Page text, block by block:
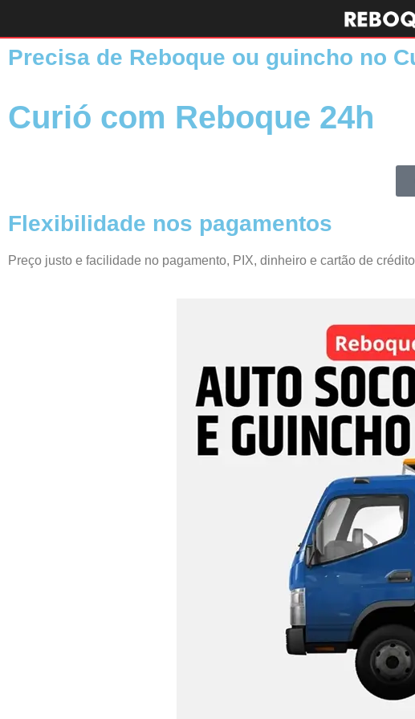
Precisa de Reboque ou guincho no Curió?
Curió com Reboque 24h
Flexibilidade nos pagamentos
Preço justo e facilidade no pagamento, PIX, dinheiro e cartão de crédito.